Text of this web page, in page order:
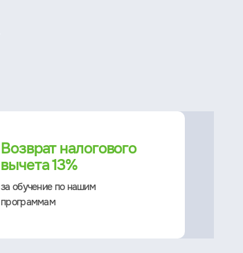
Возврат налогового
вычета 13%
за обучение по нашим
программам